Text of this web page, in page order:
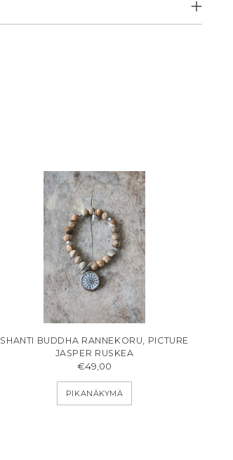
SHANTI BUDDHA RANNEKORU, PICTURE
JASPER RUSKEA
€49,00
PIKANÄKYMÄ